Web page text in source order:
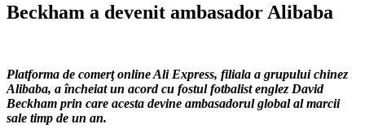
Beckham a devenit ambasador Alibaba
Platforma de comerţ online Ali Express, filiala a grupului chinez
Alibaba, a încheiat un acord cu fostul fotbalist englez David
Beckham prin care acesta devine ambasadorul global al marcii
sale timp de un an.